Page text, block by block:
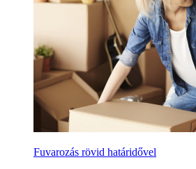
Fuvarozás rövid határidővel